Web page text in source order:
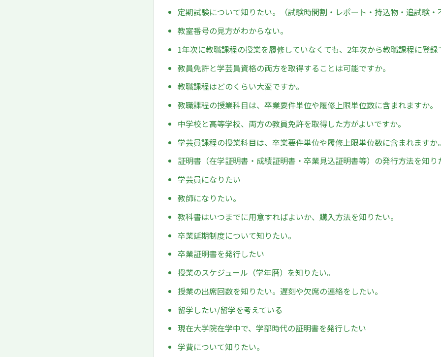
定期試験について知りたい。（試験時間割・レポート・持込物・追試験・
教室番号の見方がわからない。
1年次に教職課程の授業を履修していなくても、2年次から教職課程に登録
教員免許と学芸員資格の両方を取得することは可能ですか。
教職課程はどのくらい大変ですか。
教職課程の授業科目は、卒業要件単位や履修上限単位数に含まれますか。
中学校と高等学校、両方の教員免許を取得した方がよいですか。
学芸員課程の授業科目は、卒業要件単位や履修上限単位数に含まれますか。
証明書（在学証明書・成績証明書・卒業見込証明書等）の発行方法を知り
学芸員になりたい
教師になりたい。
教科書はいつまでに用意すればよいか、購入方法を知りたい。
卒業延期制度について知りたい。
卒業証明書を発行したい
授業のスケジュール（学年暦）を知りたい。
授業の出席回数を知りたい。遅刻や欠席の連絡をしたい。
留学したい/留学を考えている
現在大学院在学中で、学部時代の証明書を発行したい
学費について知りたい。